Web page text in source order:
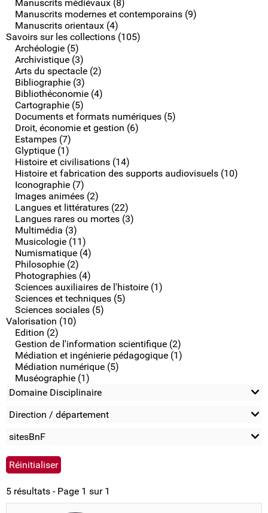
Manuscrits médiévaux (8)
Manuscrits modernes et contemporains (9)
Manuscrits orientaux (4)
Savoirs sur les collections (105)
Archéologie (5)
Archivistique (3)
Arts du spectacle (2)
Bibliographie (3)
Bibliothéconomie (4)
Cartographie (5)
Documents et formats numériques (5)
Droit, économie et gestion (6)
Estampes (7)
Glyptique (1)
Histoire et civilisations (14)
Histoire et fabrication des supports audiovisuels (10)
Iconographie (7)
Images animées (2)
Langues et littératures (22)
Langues rares ou mortes (3)
Multimédia (3)
Musicologie (11)
Numismatique (4)
Philosophie (2)
Photographies (4)
Sciences auxiliaires de l'histoire (1)
Sciences et techniques (5)
Sciences sociales (5)
Valorisation (10)
Edition (2)
Gestion de l'information scientifique (2)
Médiation et ingénierie pédagogique (1)
Médiation numérique (5)
Muséographie (1)
Domaine Disciplinaire
Direction / département
sitesBnF
5 résultats - Page 1 sur 1